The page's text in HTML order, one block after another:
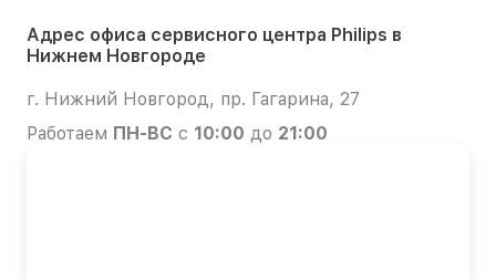
Адрес офиса сервисного центра Philips в
Нижнем Новгороде
г. Нижний Новгород, пр. Гагарина, 27
Работаем ПН-ВС с 10:00 до 21:00